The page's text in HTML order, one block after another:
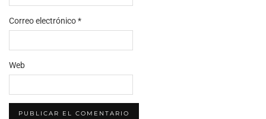
Correo electrónico*
Web